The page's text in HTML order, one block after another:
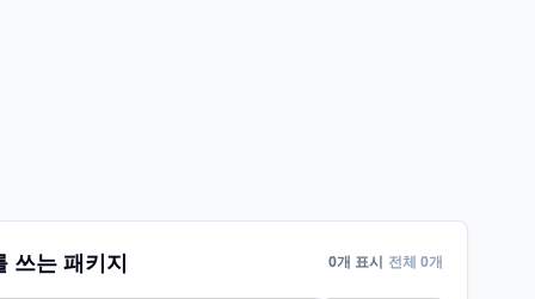
쓰는 패키지 0개 표시 전체 0개